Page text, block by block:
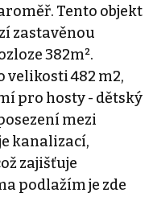
Tento objekt
zastavěnou
382m².
velikosti 482 m2,
pro hosty - dětský
mezi
kanalizací,
zajišťuje
podlažím je zde